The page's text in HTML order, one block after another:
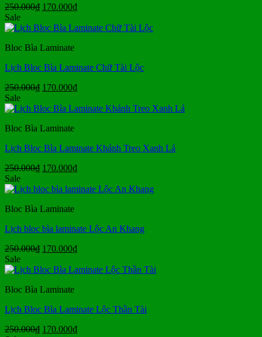
250.000₫ Giá
là:
170.000₫Giá
tại
Sale
Bloc Bìa Laminate
Lịch Bloc Bìa Laminate Chữ Tài Lộc
250.000₫ Giá
là:
170.000₫Giá
tại
Sale
Bloc Bìa Laminate
Lịch Bloc Bìa Laminate Khánh Treo Xanh Lá
250.000₫ Giá
là:
170.000₫Giá
tại
Sale
Bloc Bìa Laminate
Lịch bloc bìa laminate Lộc An Khang
250.000₫ Giá
là:
170.000₫Giá
tại
Sale
Bloc Bìa Laminate
Lịch Bloc Bìa Laminate Lộc Thần Tài
250.000₫ Giá
170.000₫Giá